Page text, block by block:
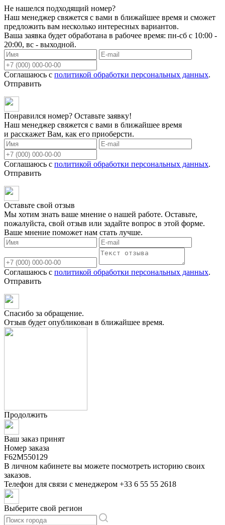
Не нашелся подходящий номер?
Наш менеджер свяжется с вами в ближайшее время и сможет
предложить вам несколько интересных вариантов.
Ваша заявка будет обработана в рабочее время: пн-сб с 10:00 -
20:00, вс - выходной.
Соглашаюсь с политикой обработки персональных данных.
Отправить
Понравился номер? Оставьте заявку!
Наш менеджер свяжется с вами в ближайшее время
и расскажет Вам, как его приоберсти.
Соглашаюсь с политикой обработки персональных данных.
Отправить
Оставьте свой отзыв
Мы хотим знать ваше мнение о нашей работе. Оставьте,
пожалуйста, свой отзыв или задайте вопрос в этой форме.
Ваше мнение поможет нам стать лучше.
Соглашаюсь с политикой обработки персональных данных.
Отправить
Спасибо за обращение.
Отзыв будет опубликован в ближайшее время.
Продолжить
Ваш заказ принят
Номер заказа
F62M550129
В личном кабинете вы можете посмотреть историю своих
заказов.
Телефон для связи с менеджером +33 6 55 55 2618
Выберите свой регион